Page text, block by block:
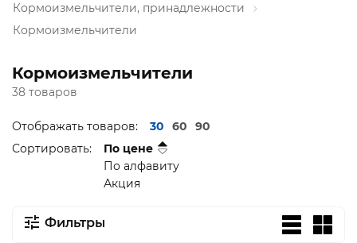
Кормоизмельчители, принадлежности
Кормоизмельчители
Кормоизмельчители
38 товаров
Отображать товаров: 30 60
90
Сортировать:
По цене
По алфавиту
Акция
Фильтры